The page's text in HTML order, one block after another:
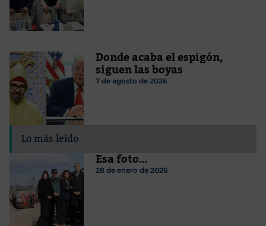
Donde acaba el espigón,
siguen las boyas
7 de agosto de 2026
Lo más leído
Esa foto…
28 de enero de 2026